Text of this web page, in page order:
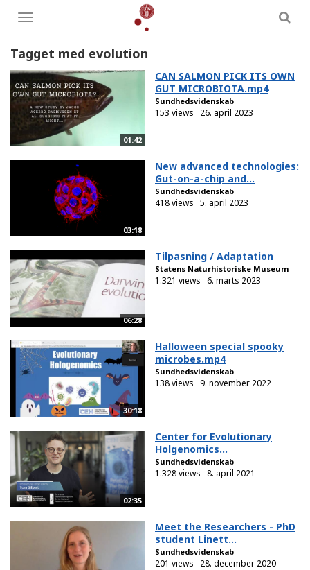
Toggle
menu
Tagget med evolution
01:42
CAN SALMON PICK ITS OWN
GUT MICROBIOTA.mp4
Sundhedsvidenskab
153 views 26. april 2023
03:18
New advanced technologies:
Gut-on-a-chip and...
Sundhedsvidenskab
418 views 5. april 2023
06:28
Tilpasning / Adaptation
Statens Naturhistoriske Museum
1.321 views 6. marts 2023
30:18
Halloween special spooky
microbes.mp4
Sundhedsvidenskab
138 views 9. november 2022
02:35
Center for Evolutionary
Holgenomics...
Sundhedsvidenskab
1.328 views 8. april 2021
Meet the Researchers - PhD
student Linett...
Sundhedsvidenskab
201 views 28. december 2020